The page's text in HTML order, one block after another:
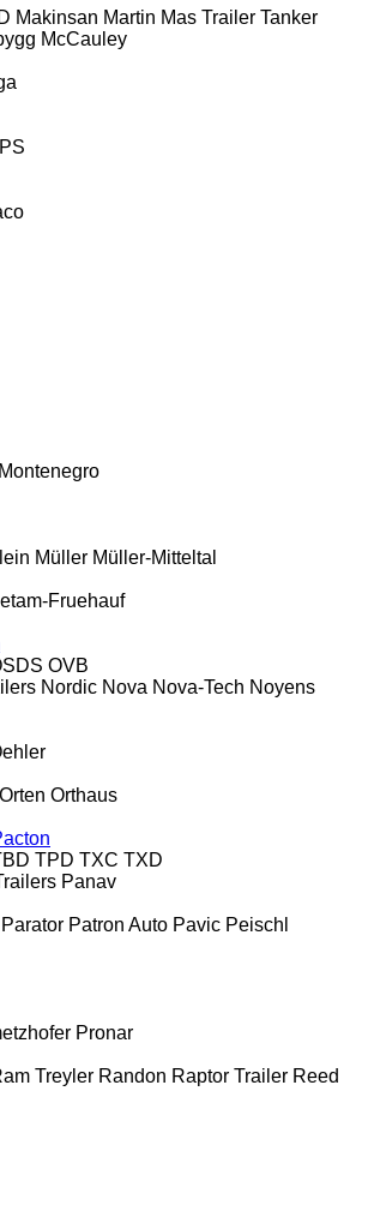
Makinsan Martin Mas Trailer Tanker
McCauley
Montenegro
Müller Müller-Mitteltal
Fruehauf
OVB
Nordic Nova Nova-Tech Noyens
Orten Orthaus
TPD TXC TXD
Panav
Parator Patron Auto Pavic Peischl
Pronar
Treyler Randon Raptor Trailer Reed